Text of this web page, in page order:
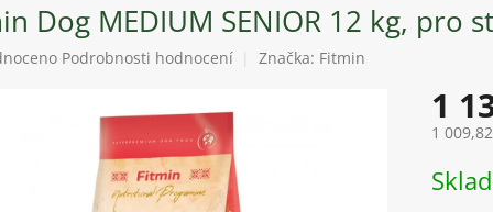
Dog MEDIUM SENIOR 12 kg, pro
Podrobnosti hodnocení Značka: Fitmin
1
1
cena: